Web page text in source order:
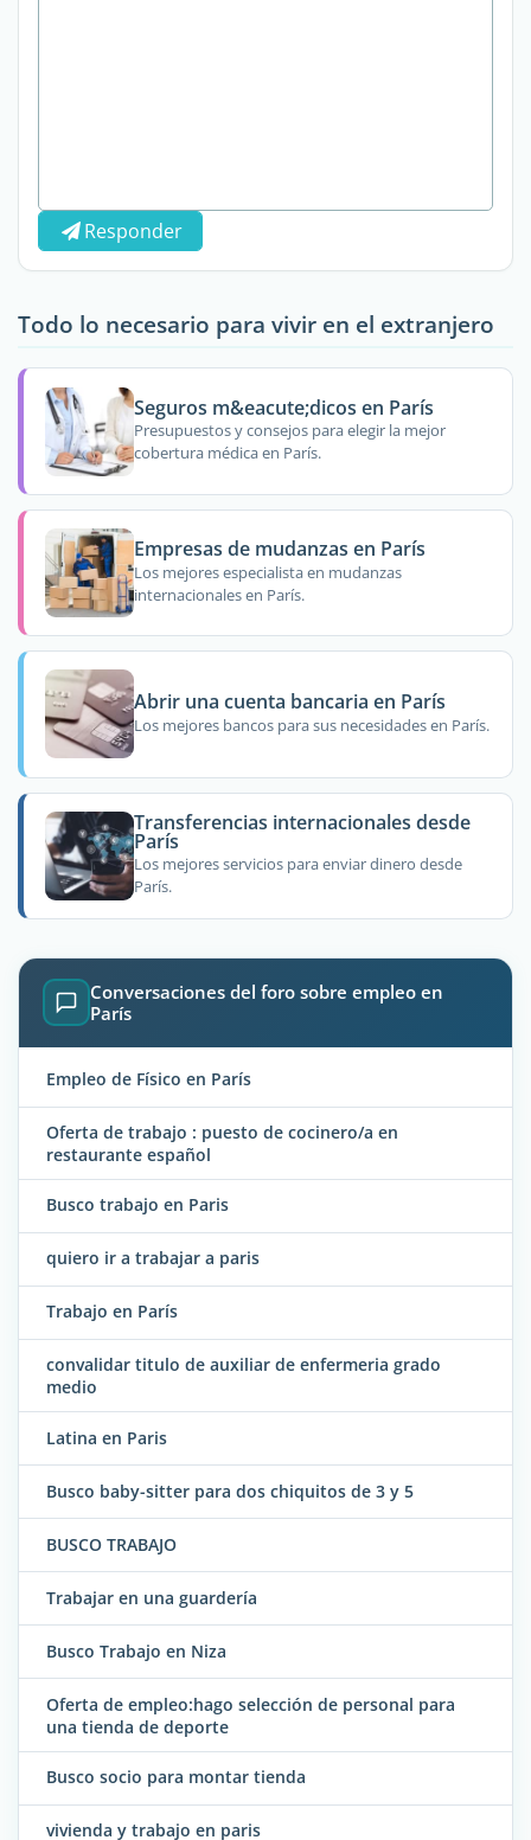
Responder
Todo lo necesario para vivir en el extranjero
Seguros m&eacute;dicos en París
Presupuestos y consejos para elegir la mejor
cobertura médica en París.
Empresas de mudanzas en París
Los mejores especialista en mudanzas
internacionales en París.
Abrir una cuenta bancaria en París
Los mejores bancos para sus necesidades en París.
Transferencias internacionales desde
París
Los mejores servicios para enviar dinero desde
París.
Conversaciones del foro sobre empleo en
París
Empleo de Físico en París
Oferta de trabajo : puesto de cocinero/a en
restaurante español
Busco trabajo en Paris
quiero ir a trabajar a paris
Trabajo en París
convalidar titulo de auxiliar de enfermeria grado
medio
Latina en Paris
Busco baby-sitter para dos chiquitos de 3 y 5
BUSCO TRABAJO
Trabajar en una guardería
Busco Trabajo en Niza
Oferta de empleo:hago selección de personal para
una tienda de deporte
Busco socio para montar tienda
vivienda y trabajo en paris